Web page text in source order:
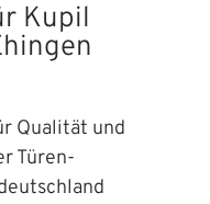
Kupil
Qualität und
Türen-